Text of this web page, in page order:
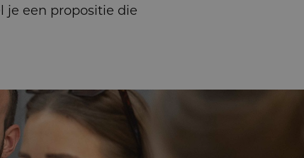
je een propositie die